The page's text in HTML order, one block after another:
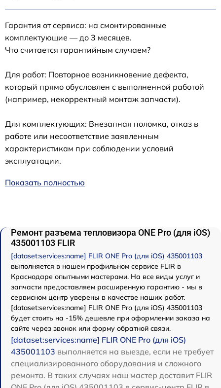
Гарантия от сервиса: на смонтированные
комплектующие — до 3 месяцев.
Что считается гарантийным случаем?
Для работ: Повторное возникновение дефекта,
который прямо обусловлен с выполненной работой
(например, некорректный монтаж запчасти).
Для комплектующих: Внезапная поломка, отказ в
работе или несоответствие заявленным
характеристикам при соблюдении условий
эксплуатации.
Показать полностью
Ремонт разъема тепловизора ONE Pro (для iOS)
435001103 FLIR
[dataset:services:name] FLIR ONE Pro (для iOS) 435001103
выполняется в нашем профильном сервисе FLIR в
Краснодаре опытными мастерами. На все виды услуг и
запчасти предоставляем расширенную гарантию - мы в
сервисном центр уверены в качестве наших работ.
[dataset:services:name] FLIR ONE Pro (для iOS) 435001103
будет стоить на -15% дешевле при оформлении заказа на
сайте через звонок или форму обратной связи.
[dataset:services:name] FLIR ONE Pro (для iOS)
435001103 выполняется на выезде, если не требует
специализированного оборудования и сложного
ремонта. В таких случаях наш мастер доставит FLIR